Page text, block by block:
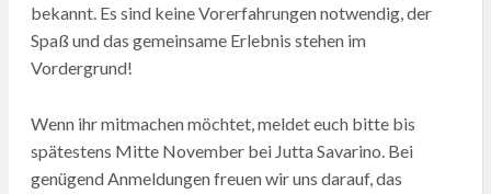
bekannt. Es sind keine Vorerfahrungen notwendig, der
Spaß und das gemeinsame Erlebnis stehen im
Vordergrund!
Wenn ihr mitmachen möchtet, meldet euch bitte bis
spätestens Mitte November bei Jutta Savarino. Bei
genügend Anmeldungen freuen wir uns darauf, das